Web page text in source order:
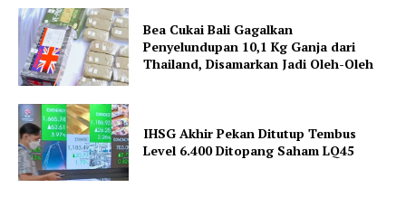
Bea Cukai Bali Gagalkan
Penyelundupan 10,1 Kg Ganja dari
Thailand, Disamarkan Jadi Oleh-Oleh
IHSG Akhir Pekan Ditutup Tembus
Level 6.400 Ditopang Saham LQ45